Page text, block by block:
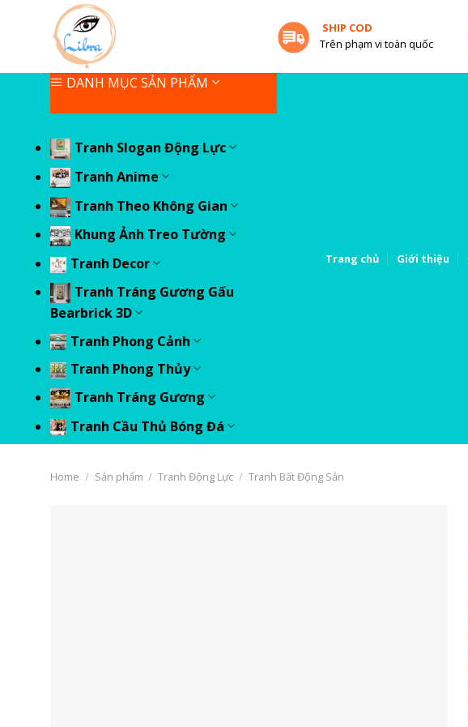
SHIP COD
Trên phạm vi toàn quốc
DANH MỤC SẢN PHẨM
Tranh Slogan Động Lực
Tranh Anime
Tranh Theo Không Gian
Khung Ảnh Treo Tường
Tranh Decor
Tranh Tráng Gương Gấu
Bearbrick 3D
Tranh Phong Cảnh
Tranh Phong Thủy
Tranh Tráng Gương
Tranh Cầu Thủ Bóng Đá
Trang chủ Giới thiệu
Home / Sản phẩm / Tranh Động Lực / Tranh Bất Động Sản